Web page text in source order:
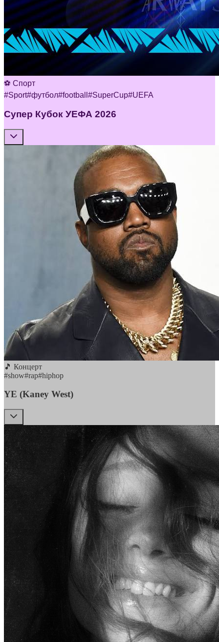
⚽ Спорт
#Sport#футбол#football #SuperCup#UEFA
Супер Кубок УЕФА 2026
🎵 Концерт
#show#rap#hiphop
YE (Kaney West)